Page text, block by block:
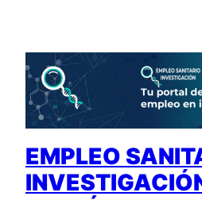
contenido
EMPLEO